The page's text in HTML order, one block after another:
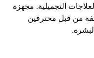
التجميلية. مجهزة
من قبل محترفين
.